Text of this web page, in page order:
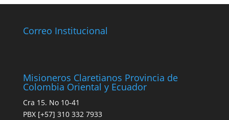
Correo Institucional
Misioneros Claretianos Provincia de
Colombia Oriental y Ecuador
Cra 15. No 10-41
PBX [+57] 310 332 7933